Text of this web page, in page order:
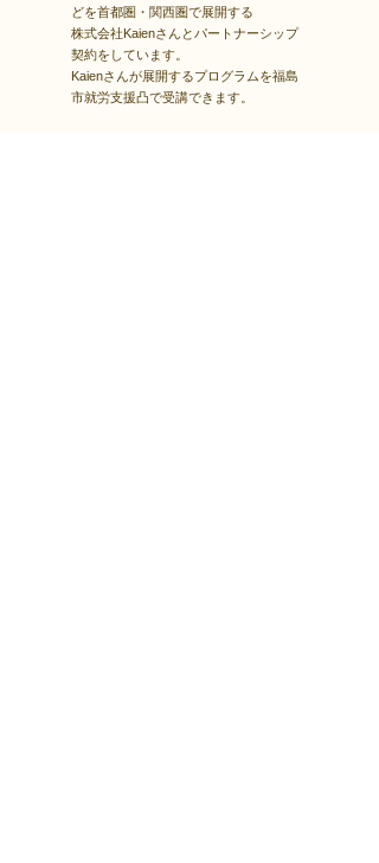
どを首都圏・関西圏で展開する
株式会社Kaienさんとパートナーシップ
契約をしています。
Kaienさんが展開するプログラムを福島
市就労支援凸で受講できます。